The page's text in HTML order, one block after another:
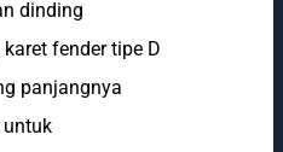
dinding
fender tipe D
panjangnya
untuk